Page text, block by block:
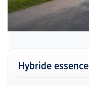
Hybride essence